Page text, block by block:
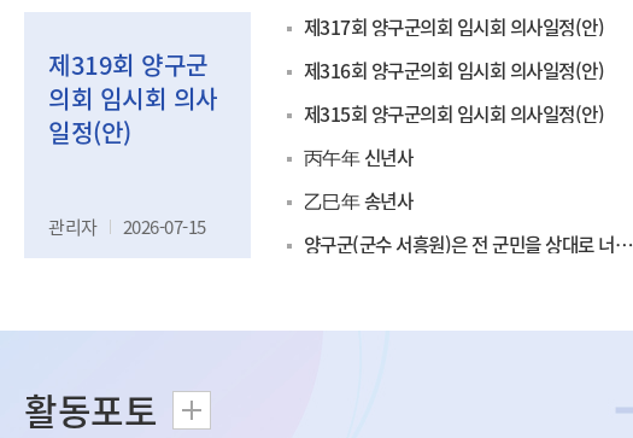
제319회 양구군
의회 임시회 의사
일정(안)
관리자 2026-07-15
제317회 양구군의회 임시회 의사일정(안)
제316회 양구군의회 임시회 의사일정(안)
제315회 양구군의회 임시회 의사일정(안)
丙午年 신년사
乙巳年 송년사
양구군(군수 서흥원)은 전 군민을 상대로 너무 심한 거짓말을 하고 있습니다!!!!!
홍성미
비례대표(국민의
010-4351-1132
의원
김기철
가선거구(더불어
활동포토